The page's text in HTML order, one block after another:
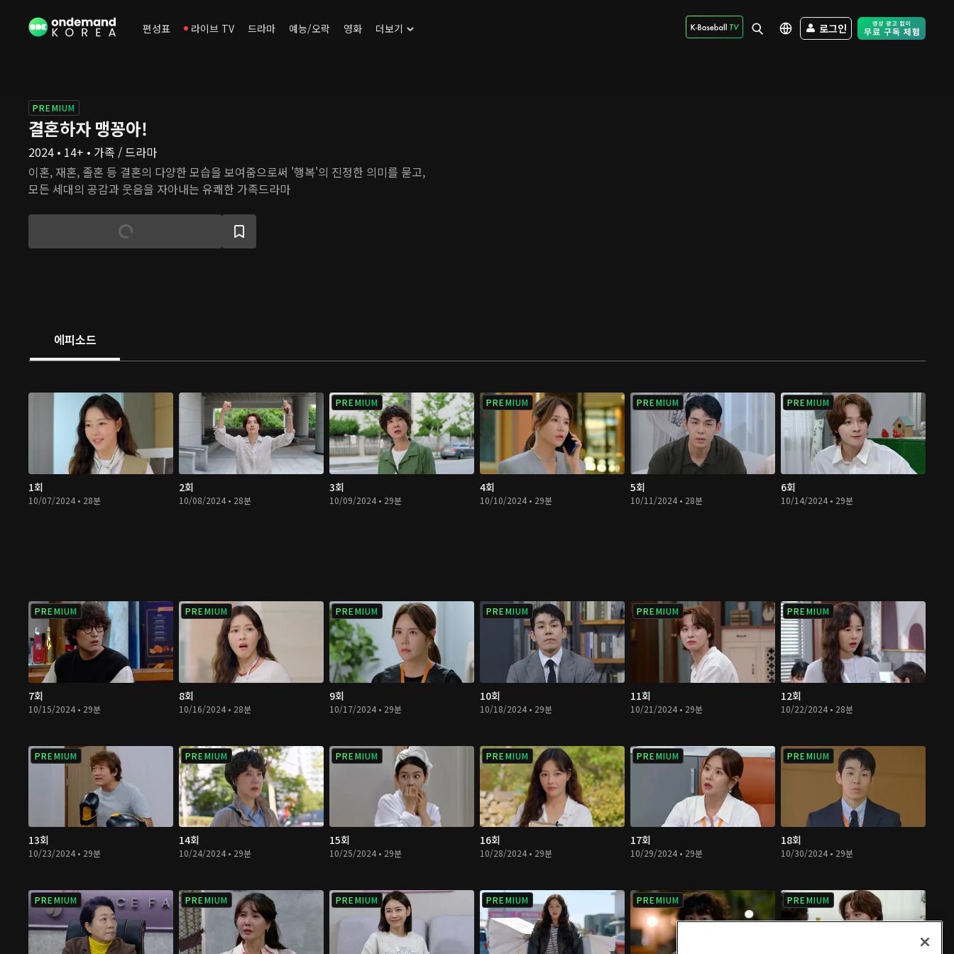
편성표 라이브 TV 드라마 예능/오락 영화 더보기 로그인 Free Trial -
PREMIUM
결혼하자 맹꽁아!
2024 • 14+ • 가족 / 드라마
이혼, 재혼, 졸혼 등 결혼의 다양한 모습을 보여줌으로써 '행복'의 진정한 의미를 묻고,
모든 세대의 공감과 웃음을 자아내는 유쾌한 가족드라마
에피소드
1회
10/07/2024 • 28분
2회
10/08/2024 • 28분
PREMIUM
3회
10/09/2024 • 29분
PREMIUM
4회
10/10/2024 • 29분
PREMIUM
5회
10/11/2024 • 28분
PREMIUM
6회
10/14/2024 • 29분
PREMIUM
7회
10/15/2024 • 29분
PREMIUM
8회
10/16/2024 • 28분
PREMIUM
9회
10/17/2024 • 29분
PREMIUM
10회
10/18/2024 • 29분
PREMIUM
11회
10/21/2024 • 29분
PREMIUM
12회
10/22/2024 • 28분
PREMIUM
13회
10/23/2024 • 29분
PREMIUM
14회
10/24/2024 • 29분
PREMIUM
15회
10/25/2024 • 29분
PREMIUM
16회
10/28/2024 • 29분
PREMIUM
17회
10/29/2024 • 29분
PREMIUM
18회
10/30/2024 • 29분
PREMIUM PREMIUM PREMIUM PREMIUM PREMIUM PREMIUM